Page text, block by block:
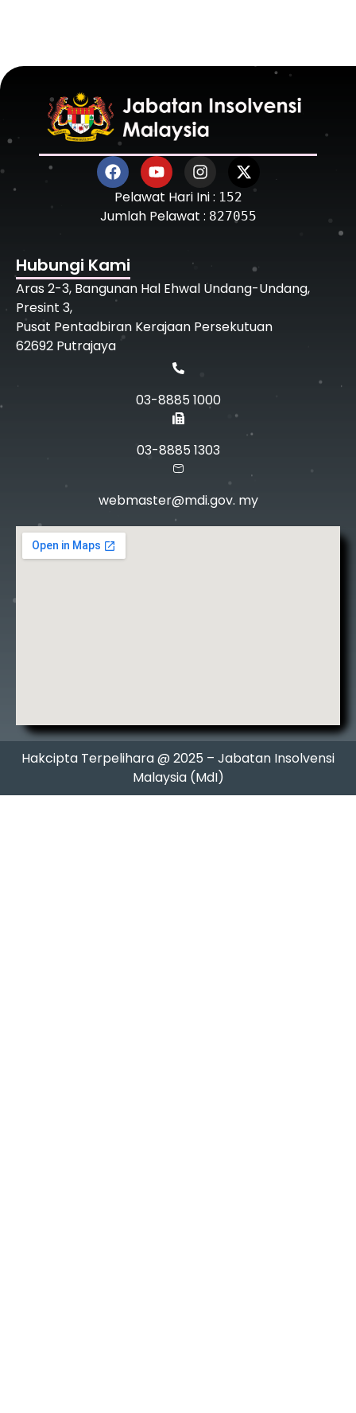
Pelawat Hari Ini : 152
Jumlah Pelawat : 827055
Hubungi Kami
Aras 2-3, Bangunan Hal Ehwal Undang-Undang,
Presint 3,
Pusat Pentadbiran Kerajaan Persekutuan
62692 Putrajaya
03-8885 1000
03-8885 1303
webmaster@mdi.gov. my
Hakcipta Terpelihara @ 2025 – Jabatan Insolvensi
Malaysia (MdI)